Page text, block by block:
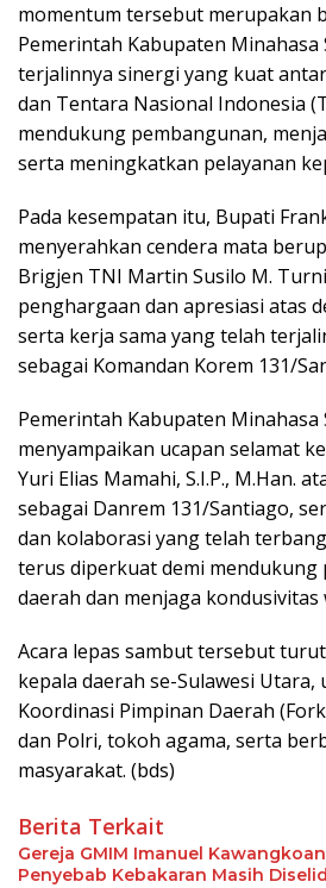
momentum tersebut merupakan
Pemerintah Kabupaten Minahasa
terjalinnya sinergi yang kuat
dan Tentara Nasional Indonesia
mendukung pembangunan,
serta meningkatkan pelayanan
Pada kesempatan itu, Bupati
menyerahkan cendera mata
Brigjen TNI Martin Susilo M.
penghargaan dan apresiasi atas
serta kerja sama yang telah
sebagai Komandan Korem 131/
Pemerintah Kabupaten Minahasa
menyampaikan ucapan selamat
Yuri Elias Mamahi, S.I.P., M.Han.
sebagai Danrem 131/Santiago,
dan kolaborasi yang telah
terus diperkuat demi mendukung
daerah dan menjaga kondusivitas
Acara lepas sambut tersebut
kepala daerah se-Sulawesi Utara,
Koordinasi Pimpinan Daerah
dan Polri, tokoh agama, serta
masyarakat. (bds)
Berita Terkait
Gereja GMIM Imanuel
Penyebab Kebakaran Masih